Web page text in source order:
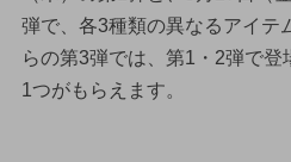
弾で、各3種類の異なるアイテ
らの第3弾では、第1・2弾で
1つがもらえます。